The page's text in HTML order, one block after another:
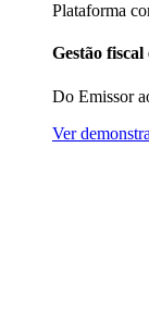
Plataforma
Gestão
Do Emissor
Ver